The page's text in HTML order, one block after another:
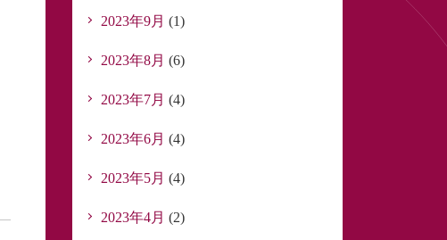
2023年9月 (1)
2023年8月 (6)
2023年7月 (4)
2023年6月 (4)
2023年5月 (4)
2023年4月 (2)